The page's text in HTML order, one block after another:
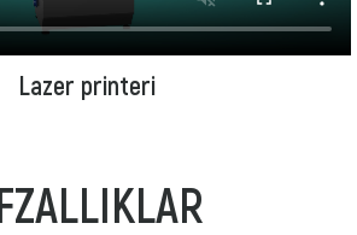
Lazer printeri